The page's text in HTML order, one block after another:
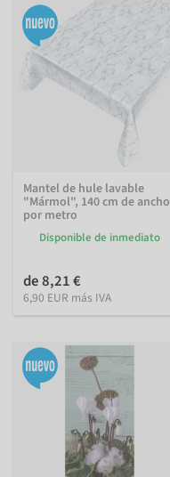
Mantel de hule lavable
"Mármol", 140 cm de ancho
por metro
Disponible de inmediato
de 8,21 €
6,90 EUR más IVA